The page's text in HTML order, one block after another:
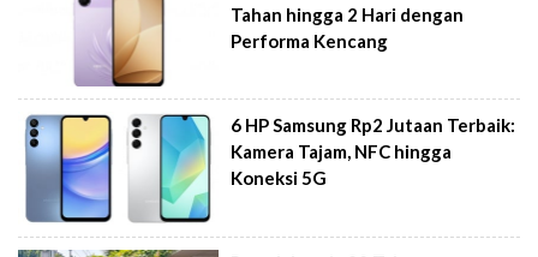
Tahan hingga 2 Hari dengan
Performa Kencang
6 HP Samsung Rp2 Jutaan Terbaik:
Kamera Tajam, NFC hingga
Koneksi 5G